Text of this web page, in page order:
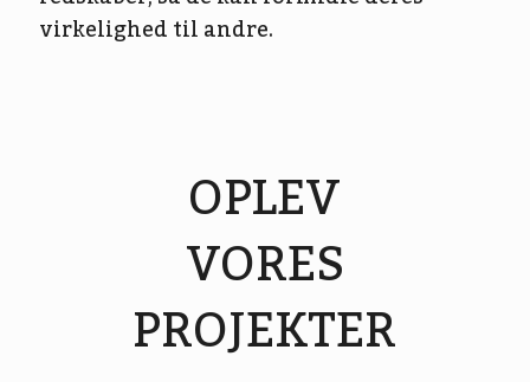
virkelighed til andre.
OPLEV
VORES
PROJEKTER